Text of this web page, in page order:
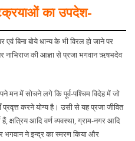
का उपदेश-
बिना बोये धान्य के भी विरल हो जाने पर
नाभिराज की आज्ञा से प्रजा भगवान ऋषभदेव
में सोचने लगे कि पूर्व-पश्चिम विदेह में जो
प्रवृत्त करने योग्य है। उसी से यह प्रजा जीवित
आदि वर्ण व्यवस्था, ग्राम-नगर आदि
भगवान ने इन्द्र का स्मरण किया और